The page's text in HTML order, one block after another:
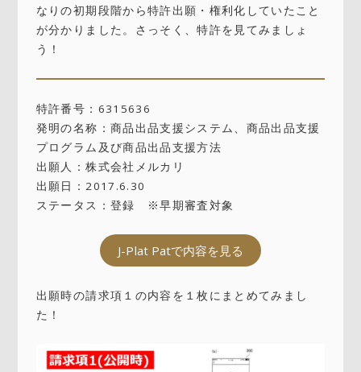
なりの初期段階から特許出願・権利化していたこと
が分かりました。さっそく、特許を見てみましょ
う！
特許番号：6315636
発明の名称：商品出品支援システム、商品出品支援
プログラム及び商品出品支援方法
出願人：株式会社メルカリ
出願日：2017.6.30
ステータス：登録 ※早期審査対象
J-Plat Patで内容を見る
出願時の請求項１の内容を１枚にまとめてみまし
た！